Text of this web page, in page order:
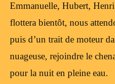
Emmanuelle, Hubert,
flottera bientôt, nous
puis d’un trait de moteur
nuageuse, rejoindre le
pour la nuit en pleine eau.